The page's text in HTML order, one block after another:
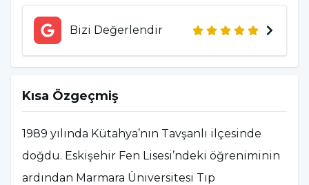
Bizi Değerlendir
Kısa Özgeçmiş
1989 yılında Kütahya’nın Tavşanlı ilçesinde
doğdu. Eskişehir Fen Lisesi’ndeki öğreniminin
ardından Marmara Üniversitesi Tıp